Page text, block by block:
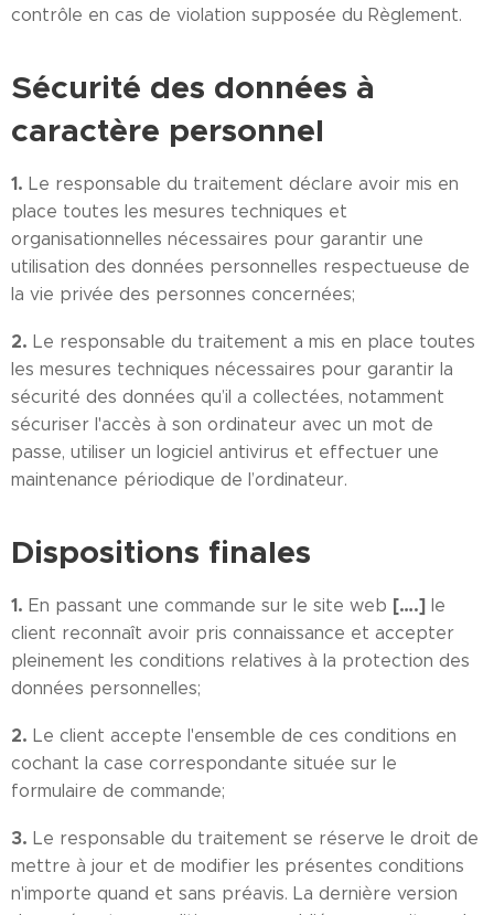
contrôle en cas de violation supposée du Règlement.
Sécurité des données à
caractère personnel
1. Le responsable du traitement déclare avoir mis en
place toutes les mesures techniques et
organisationnelles nécessaires pour garantir une
utilisation des données personnelles respectueuse de
la vie privée des personnes concernées;
2. Le responsable du traitement a mis en place toutes
les mesures techniques nécessaires pour garantir la
sécurité des données qu’il a collectées, notamment
sécuriser l'accès à son ordinateur avec un mot de
passe, utiliser un logiciel antivirus et effectuer une
maintenance périodique de l’ordinateur.
Dispositions finales
1. En passant une commande sur le site web [….] le
client reconnaît avoir pris connaissance et accepter
pleinement les conditions relatives à la protection des
données personnelles;
2. Le client accepte l'ensemble de ces conditions en
cochant la case correspondante située sur le
formulaire de commande;
3. Le responsable du traitement se réserve le droit de
mettre à jour et de modifier les présentes conditions
n'importe quand et sans préavis. La dernière version